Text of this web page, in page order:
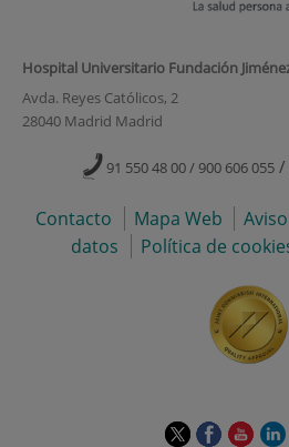
Hospital Universitario Fundación
Avda. Reyes Católicos, 2
28040 Madrid Madrid
91 550 48 00 / 900 606 055 /
Contacto Mapa Web
datos
Política de
EsteEsteEste